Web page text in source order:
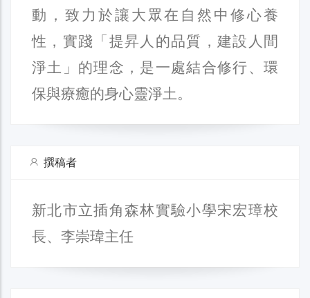
動，致力於讓大眾在自然中修心養
性，實踐「提昇人的品質，建設人間
淨土」的理念，是一處結合修行、環
保與療癒的身心靈淨土。
撰稿者
新北市立插角森林實驗小學宋宏璋校
長、李崇瑋主任